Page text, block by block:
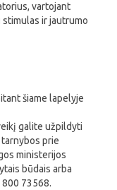
vartojant
ir jautrumo
šiame lapelyje
galite užpildyti
prie
ministerijos
būdais arba
73568.